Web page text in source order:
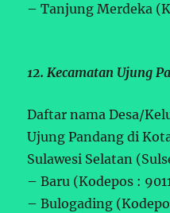
– Tanjung Merdeka
12. Kecamatan Ujung
Daftar nama Desa/
Ujung Pandang di
Sulawesi Selatan
– Baru (Kodepos :
– Bulogading